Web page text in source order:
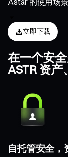
立即下载
在一个安
ASTR 资
自托管安全，